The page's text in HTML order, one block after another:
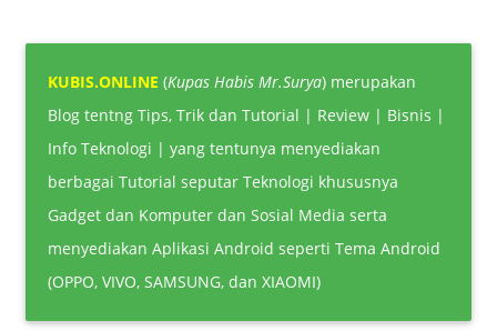
KUBIS.ONLINE (Kupas Habis Mr.Surya) merupakan
Blog tentng Tips, Trik dan Tutorial | Review | Bisnis |
Info Teknologi | yang tentunya menyediakan
berbagai Tutorial seputar Teknologi khususnya
Gadget dan Komputer dan Sosial Media serta
menyediakan Aplikasi Android seperti Tema Android
(OPPO, VIVO, SAMSUNG, dan XIAOMI)